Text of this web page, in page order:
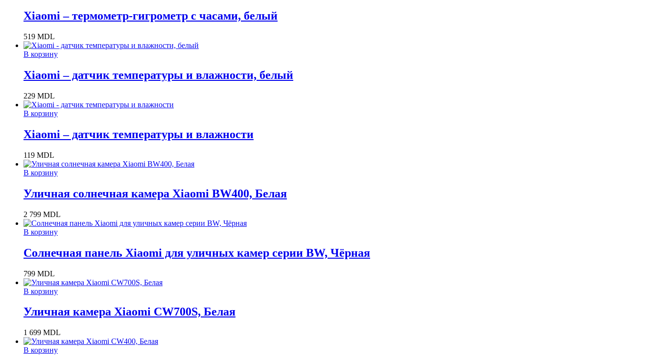
Xiaomi – термометр-гигрометр с часами, белый
519 MDL
В корзину
Xiaomi – датчик температуры и влажности, белый
229 MDL
В корзину
Xiaomi – датчик температуры и влажности
119 MDL
В корзину
Уличная солнечная камера Xiaomi BW400, Белая
2 799 MDL
В корзину
Солнечная панель Xiaomi для уличных камер серии BW, Чёрная
799 MDL
В корзину
Уличная камера Xiaomi CW700S, Белая
1 699 MDL
В корзину